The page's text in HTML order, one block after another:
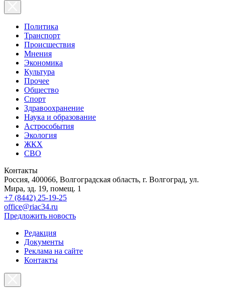
Политика
Транспорт
Происшествия
Мнения
Экономика
Культура
Прочее
Общество
Спорт
Здравоохранение
Наука и образование
Астрособытия
Экология
ЖКХ
СВО
Контакты
Россия, 400066, Волгоградская область, г. Волгоград, ул.
Мира, зд. 19, помещ. 1
+7 (8442) 25-19-25
office@riac34.ru
Предложить новость
Редакция
Документы
Реклама на сайте
Контакты